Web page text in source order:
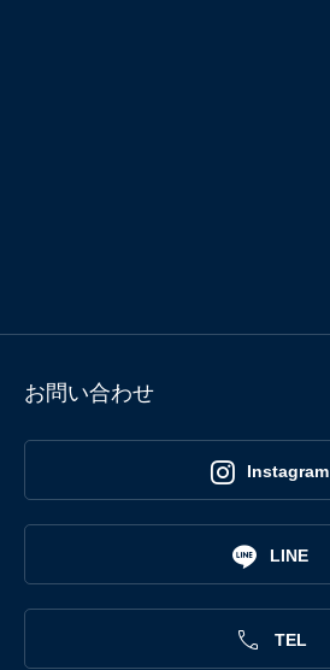
お問い合わせ
 Instagram
 LINE
 TEL